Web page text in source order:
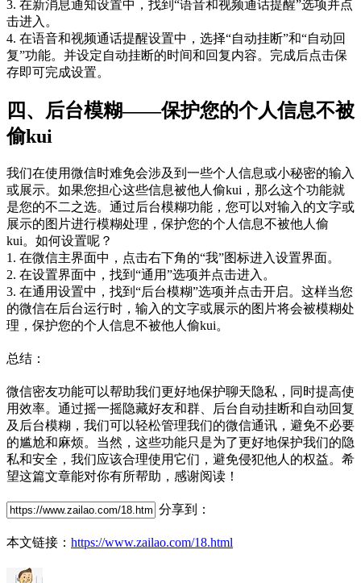
3. 在新消息通知设置中，找到“语音和视频通话提醒”选项并点
击进入。
4. 在语音和视频通话提醒设置中，选择“自动挂断”和“自动回
复”功能。并设定自动挂断的时间和回复内容。完成后点击保
存即可完成设置。
四、后台模糊——保护您的个人信息不被
偷kui
我们在使用微信时难免会涉及到一些个人信息或小秘密的输入
或展示。如果您担心这些信息被他人偷kui，那么这个功能就
是您的不二之选。通过后台模糊功能，您可以对输入的文字或
展示的图片进行模糊处理，保护您的个人信息不被他人偷
kui。如何设置呢？
1. 在微信主界面中，点击右下角的“我”图标进入设置界面。
2. 在设置界面中，找到“通用”选项并点击进入。
3. 在通用设置中，找到“后台模糊”选项并点击开启。这样当您
的微信在后台运行时，输入的文字或展示的图片将会被模糊处
理，保护您的个人信息不被他人偷kui。
总结：
微信密友功能可以帮助我们更好地保护聊天隐私，同时提高使
用效率。通过摇一摇隐藏好友和群、后台自动挂断和自动回复
及后台模糊，我们可以轻松管理我们的微信通讯，避免不必要
的尴尬和麻烦。当然，这些功能只是为了更好地保护我们的隐
私和安全，我们应该合理使用它们，避免侵犯他人的权益。希
望这篇文章能对你有所帮助，感谢阅读！
分享到：
本文链接： https://www.zailao.com/18.html